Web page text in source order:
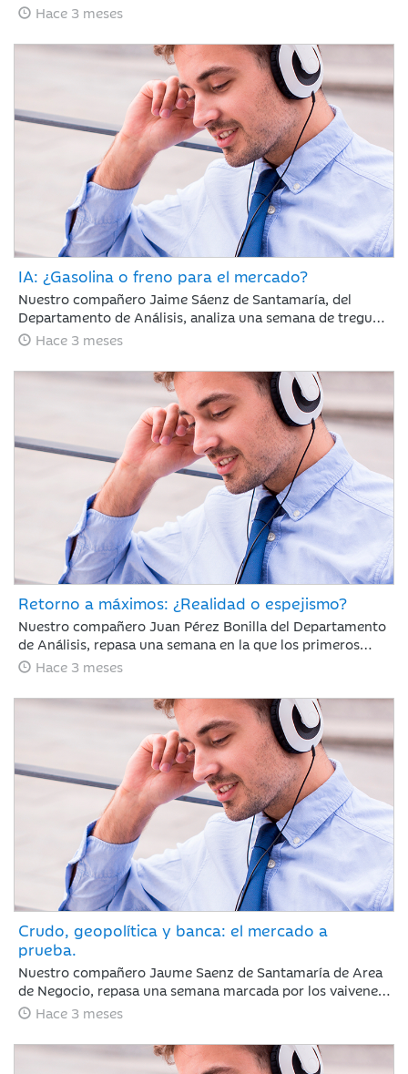
65 días con el estrecho de Ormuz cerrado y la tensión en
bloqueo, recuperando en abril gran parte del terreno
perdido en marzo.
Hace 3 meses
IA: ¿Gasolina o freno para el mercado?
Nuestro compañero Jaime Sáenz de Santamaría, del
Departamento de Análisis, analiza una semana de tregua
geopolítica en la que, pese a la falta de avances en las
empresariales retoman el protagonismo en las bolsas.
Hace 3 meses
Retorno a máximos: ¿Realidad o espejismo?
Nuestro compañero Juan Pérez Bonilla del Departamento
de Análisis, repasa una semana en la que los primeros
diálogos y pactos de alto al fuego han impulsado el
acercado a niveles previos al conflicto.
Hace 3 meses
Crudo, geopolítica y banca: el mercado a
prueba.
Nuestro compañero Jaume Saenz de Santamaría de Area
de Negocio, repasa una semana marcada por los vaivenes
en las negociaciones entre Irán y EEUU, la noticia positiva
de forma abrupta como podría esperarse.
Hace 3 meses